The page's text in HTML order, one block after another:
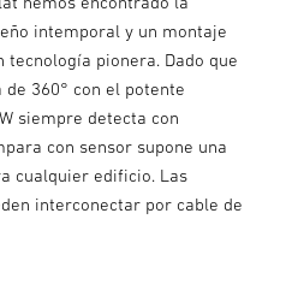
intemporal y un montaje
pionera. Dado que
360° con el potente
siempre detecta con
con sensor supone una
cualquier edificio. Las
interconectar por cable de